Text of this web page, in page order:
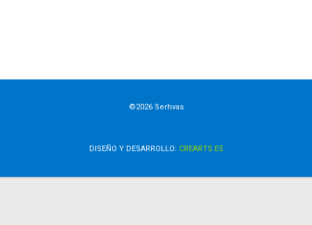
©2026 Serhvas
DISEÑO Y DESARROLLO: CREARTS.ES